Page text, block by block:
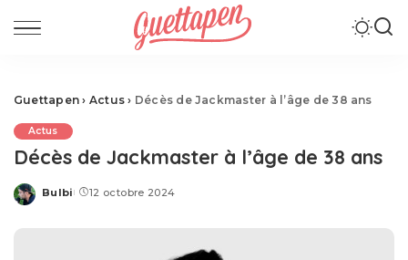
Guettapen › Actus › Décès de Jackmaster à l’âge de 38 ans
Actus
Décès de Jackmaster à l’âge de 38 ans
Posted
Bulbi 12 octobre 2024